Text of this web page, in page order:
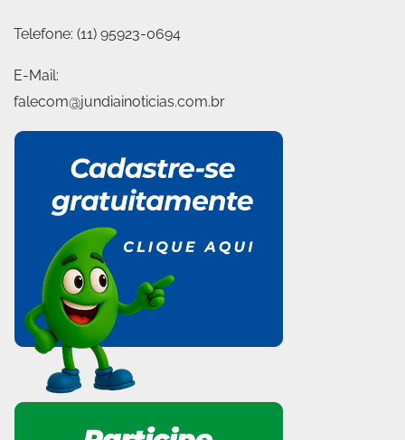
Telefone: (11) 95923-0694
E-Mail:
falecom@jundiainoticias.com.br